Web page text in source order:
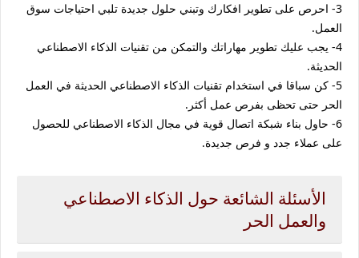
3- احرص على تطوير افكارك وتبني حلول جديدة تلبي احتياجات سوق
العمل.
4- يجب عليك تطوير مهاراتك والتمكن من تقنيات الذكاء الاصطناعي
الحديثة.
5- كن سباقا في استخدام تقنيات الذكاء الاصطناعي الحديثة في العمل
الحر حتى تحظى بفرص عمل أكثر.
6- حاول بناء شبكة اتصال قوية في مجال الذكاء الاصطناعي للحصول
على عملاء جدد و فرص جديدة.
الأسئلة الشائعة حول الذكاء الاصطناعي
والعمل الحر